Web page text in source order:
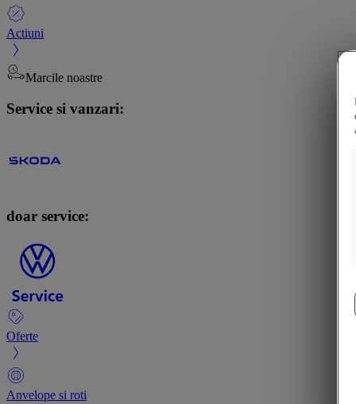
Actiuni
Marcile noastre
Service si vanzari:
doar service:
Oferte
Anvelope si roti